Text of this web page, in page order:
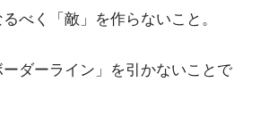
べく「敵」を作らないこと。
ダーライン」を引かないことで